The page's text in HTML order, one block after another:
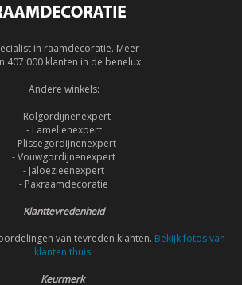
in raamdecoratie. Meer
407.000 klanten in de benelux
Andere winkels:
- Rolgordijnenexpert
- Lamellenexpert
- Plissegordijnenexpert
- Vouwgordijnenexpert
- Jaloezieenexpert
- Paxraamdecoratie
Klanttevredenheid
van tevreden klanten. Bekijk fotos van
klanten thuis.
Keurmerk